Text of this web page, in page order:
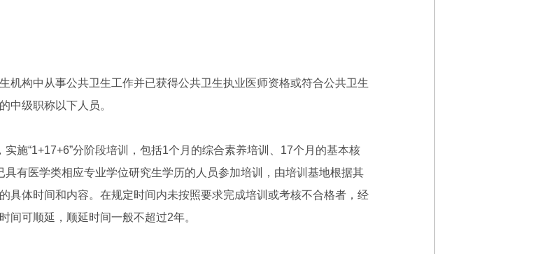
构中从事公共卫生工作并已获得公共卫生执业医师资格或符合公共卫生
中级职称以下人员。
“1+17+6”分阶段培训，包括1个月的综合素养培训、17个月的基本核
有医学类相应专业学位研究生学历的人员参加培训，由培训基地根据其
具体时间和内容。在规定时间内未按照要求完成培训或考核不合格者，经
间可顺延，顺延时间一般不超过2年。